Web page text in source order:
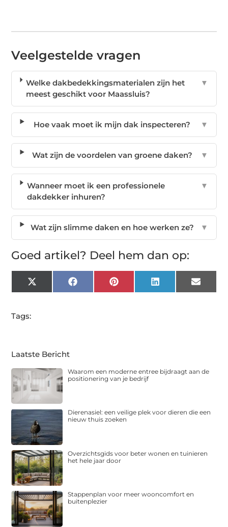
Veelgestelde vragen
Welke dakbedekkingsmaterialen zijn het
meest geschikt voor Maassluis?
▼
Hoe vaak moet ik mijn dak inspecteren? ▼
Wat zijn de voordelen van groene daken? ▼
Wanneer moet ik een professionele
dakdekker inhuren?
▼
Wat zijn slimme daken en hoe werken ze? ▼
Goed artikel? Deel hem dan op:
X
(Twitter)
FacebookPinterest LinkedIn Email
Tags:
Laatste Bericht
Waarom een moderne entree bijdraagt aan de
positionering van je bedrijf
Dierenasiel: een veilige plek voor dieren die een
nieuw thuis zoeken
Overzichtsgids voor beter wonen en tuinieren
het hele jaar door
Stappenplan voor meer wooncomfort en
buitenplezier